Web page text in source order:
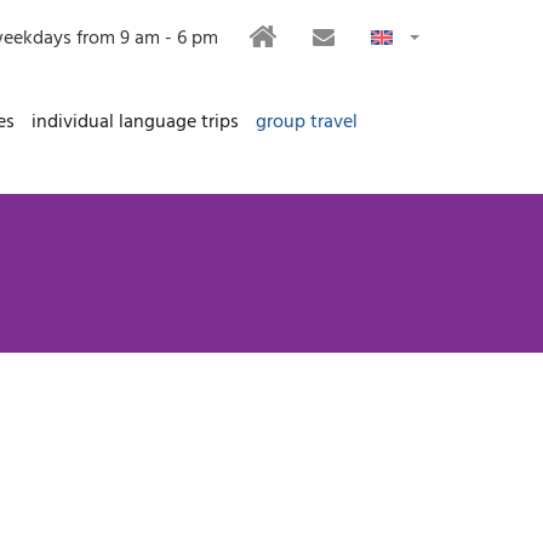
HOME CONTACT
from 9 am - 6 pm
individual language trips group travel